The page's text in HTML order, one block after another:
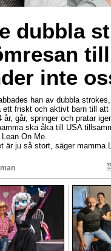
dubbla
inte
han av dubbla
ett friskt och aktivt barn till
går, springer och pratar
ska åka till USA
On Me.
är ju så stort, säger mamma